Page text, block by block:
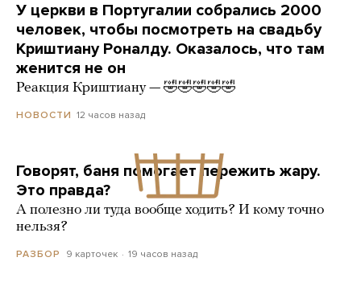
У церкви в Португалии собрались 2000
человек, чтобы посмотреть на свадьбу
Криштиану Роналду. Оказалось, что там
женится не он
Реакция Криштиану — 🤣🤣🤣🤣🤣
НОВОСТИ 12 часов назад
Говорят, баня помогает пережить жару.
Это правда?
А полезно ли туда вообще ходить? И кому точно
нельзя?
РАЗБОР 9 карточек 19 часов назад